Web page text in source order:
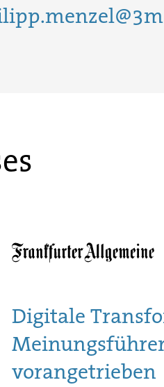
Digitale
vorangetrieben